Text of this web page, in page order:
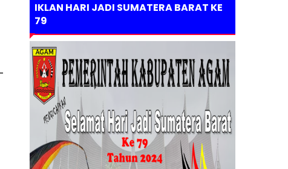
IKLAN HARI JADI SUMATERA BARAT KE
79